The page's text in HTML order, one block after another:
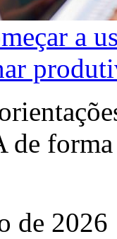
a
de
de 2026